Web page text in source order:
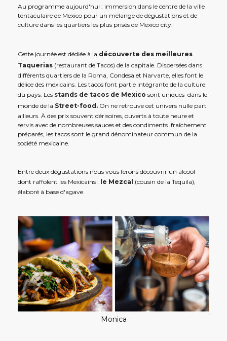
Au programme aujourd'hui : immersion dans le centre de la ville
tentaculaire de Mexico pour un mélange de dégustations et de
culture dans les quartiers les plus prisés de Mexico city.
Cette journée est dédiée à la découverte des meilleures
Taquerias (restaurant de Tacos) de la capitale. Dispersées dans
différents quartiers de la Roma, Condesa et Narvarte, elles font le
délice des mexicains. Les tacos font partie intégrante de la culture
du pays. Les stands de tacos de Mexico sont uniques dans le
monde de la Street-food. On ne retrouve cet univers nulle part
ailleurs. À des prix souvent dérisoires, ouverts à toute heure et
servis avec de nombreuses sauces et des condiments fraîchement
préparés, les tacos sont le grand dénominateur commun de la
société mexicaine.
Entre deux dégustations nous vous ferons découvrir un alcool
dont raffolent les Mexicains : le Mezcal (cousin de la Tequila),
élaboré à base d'agave.
Monica